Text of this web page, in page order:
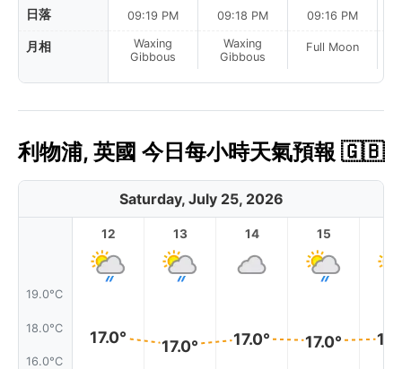
日落
月相
09:19 PM
Waxing
Gibbous
09:18 PM
Waxing
Gibbous
09:16 PM
Full Moon
利物浦, 英國 今日每小時天氣預報 🇬🇧
Saturday, July 25, 2026
19.0°C
18.0°C
16.0°C
12
17.0°
13
17.0°
14
17.0°
15
17.0°